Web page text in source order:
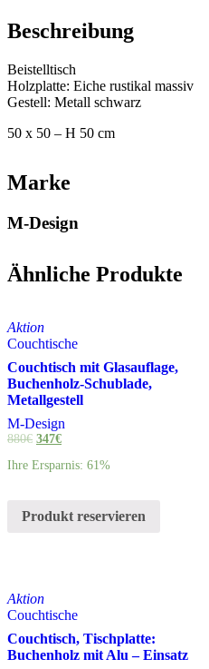
Beschreibung
Beistelltisch
Holzplatte: Eiche rustikal massiv
Gestell: Metall schwarz
50 x 50 – H 50 cm
Marke
M-Design
Ähnliche Produkte
Aktion
Couchtische
Couchtisch mit Glasauflage,
Buchenholz-Schublade,
Metallgestell
M-Design
880€ 347€
Ihre Ersparnis: 61%
Produkt reservieren
Aktion
Couchtische
Couchtisch, Tischplatte:
Buchenholz mit Alu – Einsatz